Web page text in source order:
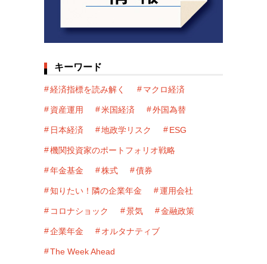
キーワード
経済指標を読み解く マクロ経済
資産運用 米国経済 外国為替
日本経済 地政学リスク ESG
機関投資家のポートフォリオ戦略
年金基金 株式 債券
知りたい！隣の企業年金 運用会社
コロナショック 景気 金融政策
企業年金 オルタナティブ
The Week Ahead